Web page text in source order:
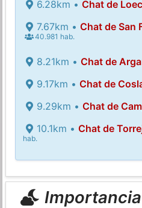
6.28km • Chat de
7.67km • Chat de San
40.981 hab.
8.21km • Chat de
9.17km • Chat de
9.29km • Chat de
10.1km • Chat de
hab.